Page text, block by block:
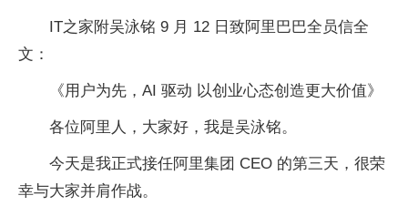
IT之家附吴泳铭 9 月 12 日致阿里巴巴全员信全
文：
《用户为先，AI 驱动 以创业心态创造更大价值》
各位阿里人，大家好，我是吴泳铭。
今天是我正式接任阿里集团 CEO 的第三天，很荣
幸与大家并肩作战。